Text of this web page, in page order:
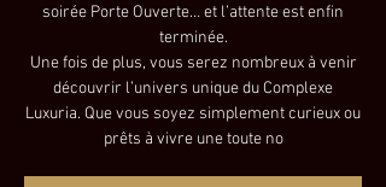
soirée Porte Ouverte… et l’attente est enfin
terminée.
Une fois de plus, vous serez nombreux à venir
découvrir l’univers unique du Complexe
Luxuria. Que vous soyez simplement curieux ou
prêts à vivre une toute no